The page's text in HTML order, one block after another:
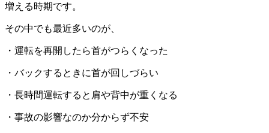
増える時期です。
その中でも最近多いのが、
・運転を再開したら首がつらくなった
・バックするときに首が回しづらい
・長時間運転すると肩や背中が重くなる
・事故の影響なのか分からず不安